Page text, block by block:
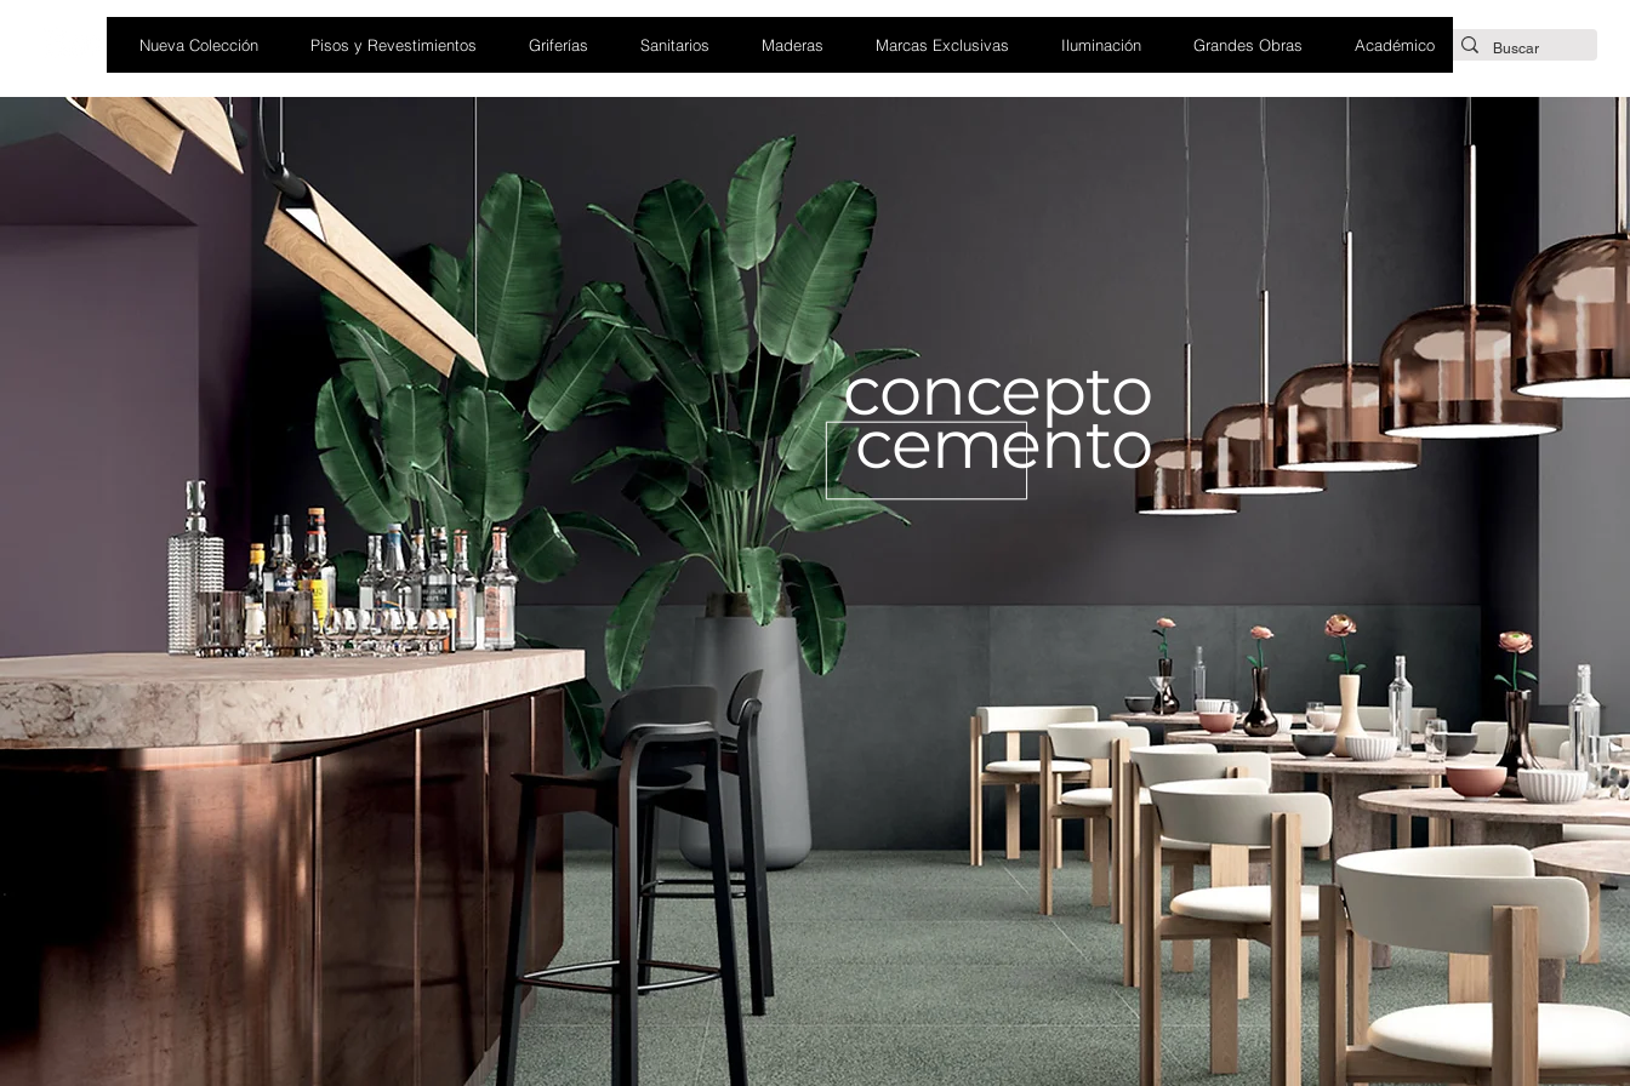
Nueva Colección Pisos y Revestimientos Griferías Sanitarios Maderas Marcas Exclusivas Iluminación Grandes Obras Académico
concepto
cemento